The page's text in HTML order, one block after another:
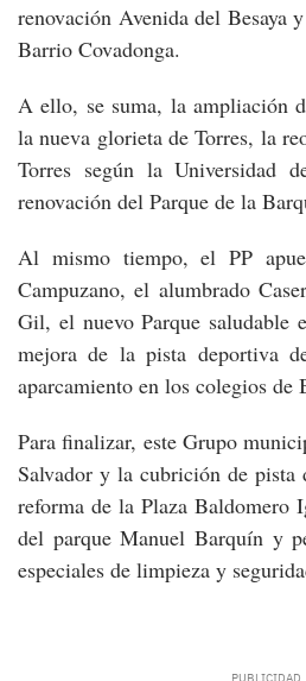
renovación Avenida del Besaya
Barrio Covadonga.
A ello, se suma, la ampliación
la nueva glorieta de Torres, la
Torres según la Universidad
renovación del Parque de la
Al mismo tiempo, el PP
Campuzano, el alumbrado
Gil, el nuevo Parque saludable
mejora de la pista deportiva
aparcamiento en los colegios de
Para finalizar, este Grupo
Salvador y la cubrición de pista
reforma de la Plaza Baldomero
del parque Manuel Barquín y
especiales de limpieza y